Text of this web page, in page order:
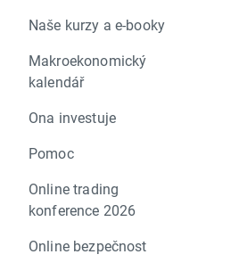
Naše kurzy a e-booky
Makroekonomický
kalendář
Ona investuje
Pomoc
Online trading
konference 2026
Online bezpečnost